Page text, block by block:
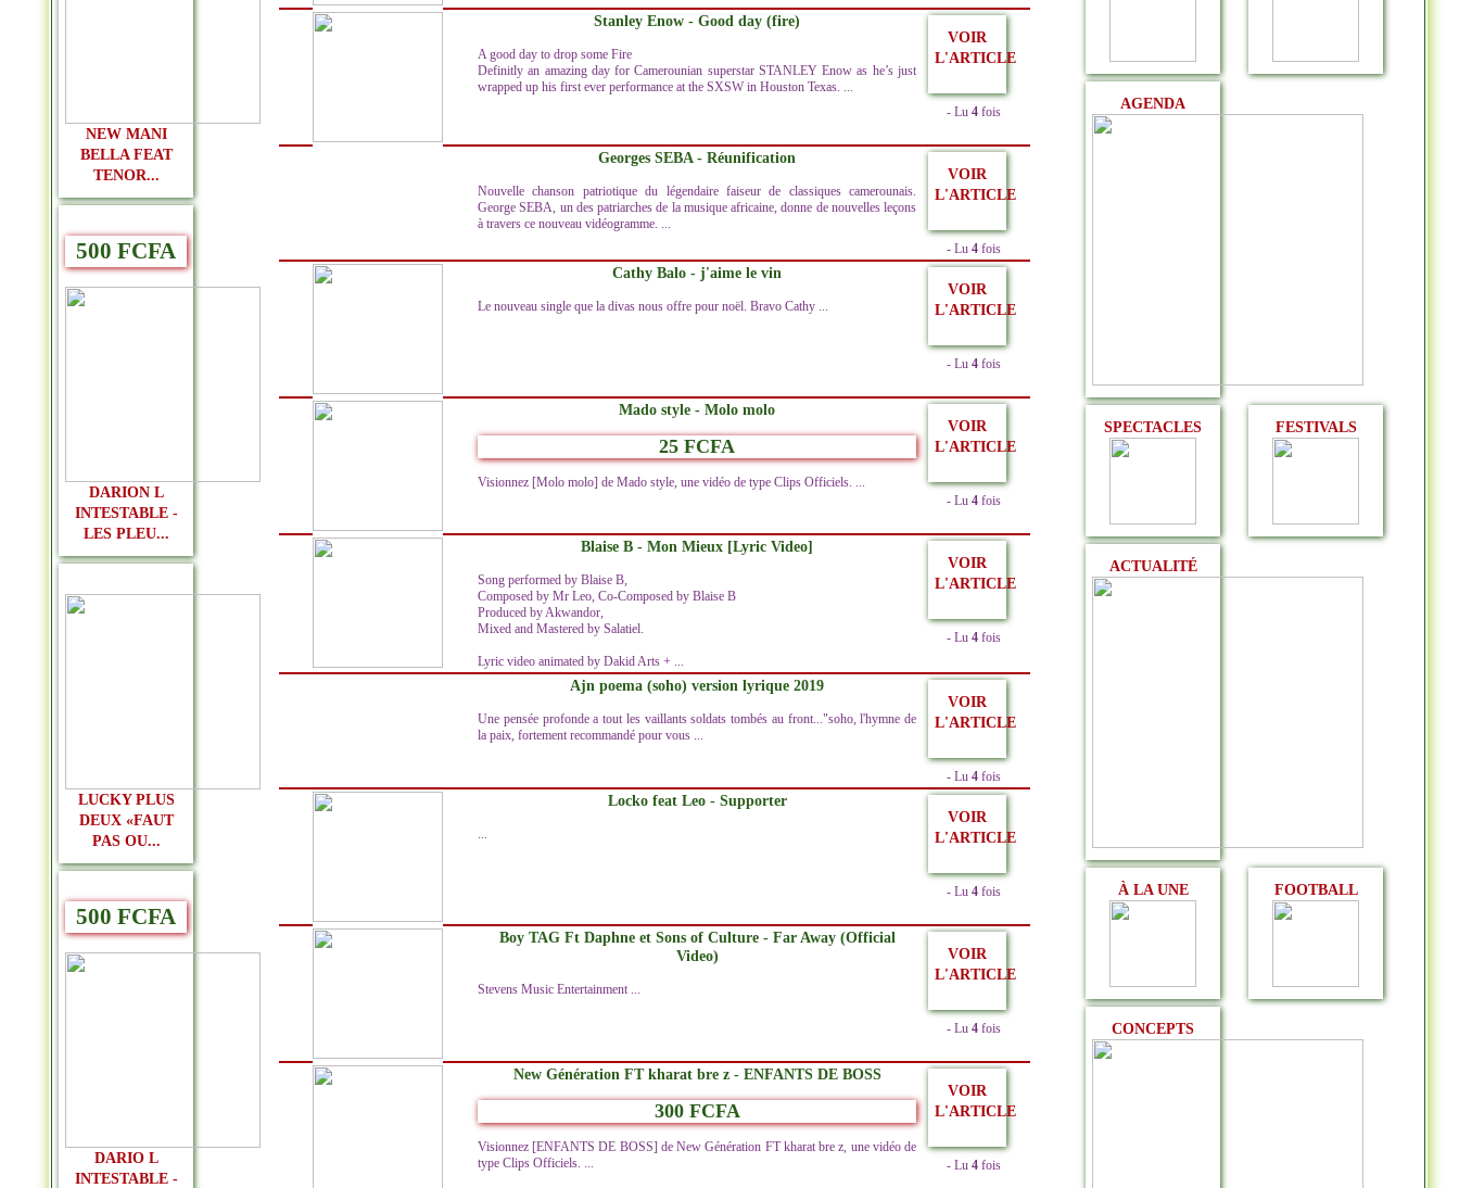
NEW MANI
BELLA FEAT
TENOR...
500 FCFA
DARION L
INTESTABLE -
LES PLEU...
LUCKY PLUS
DEUX «FAUT
PAS OU...
500 FCFA
DARIO L
INTESTABLE -
Stanley Enow - Good day (fire)
A good day to drop some Fire
Definitly an amazing day for Camerounian superstar STANLEY Enow as he’s just
wrapped up his first ever performance at the SXSW in Houston Texas. ...
VOIR
L'ARTICLE
- Lu 4 fois
Georges SEBA - Réunification
Nouvelle chanson patriotique du légendaire faiseur de classiques camerounais.
George SEBA, un des patriarches de la musique africaine, donne de nouvelles leçons
à travers ce nouveau vidéogramme. ...
VOIR
L'ARTICLE
- Lu 4 fois
Cathy Balo - j'aime le vin
Le nouveau single que la divas nous offre pour noël. Bravo Cathy ...
VOIR
L'ARTICLE
- Lu 4 fois
Mado style - Molo molo
25 FCFA
Visionnez [Molo molo] de Mado style, une vidéo de type Clips Officiels. ...
VOIR
L'ARTICLE
- Lu 4 fois
Blaise B - Mon Mieux [Lyric Video]
Song performed by Blaise B,
Composed by Mr Leo, Co-Composed by Blaise B
Produced by Akwandor,
Mixed and Mastered by Salatiel.
Lyric video animated by Dakid Arts + ...
VOIR
L'ARTICLE
- Lu 4 fois
Ajn poema (soho) version lyrique 2019
Une pensée profonde a tout les vaillants soldats tombés au front..."soho, l'hymne de
la paix, fortement recommandé pour vous ...
VOIR
L'ARTICLE
- Lu 4 fois
Locko feat Leo - Supporter
...
VOIR
L'ARTICLE
- Lu 4 fois
Boy TAG Ft Daphne et Sons of Culture - Far Away (Official
Video)
Stevens Music Entertainment ...
VOIR
L'ARTICLE
- Lu 4 fois
New Génération FT kharat bre z - ENFANTS DE BOSS
300 FCFA
Visionnez [ENFANTS DE BOSS] de New Génération FT kharat bre z, une vidéo de
type Clips Officiels. ...
VOIR
L'ARTICLE
- Lu 4 fois
AGENDA
SPECTACLES FESTIVALS
ACTUALITÉ
À LA UNE FOOTBALL
CONCEPTS